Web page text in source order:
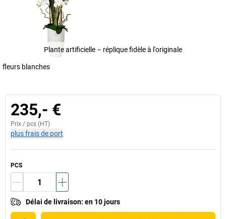
Plante artificielle – réplique fidèle à l'originale
fleurs blanches
235,- €
Prix / pcs (HT)
plus frais de port
PCS
Délai de livraison: en 10 jours